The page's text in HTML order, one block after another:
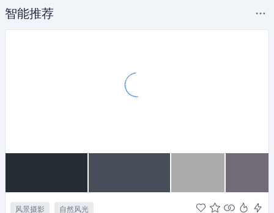
智能推荐
风景摄影 自然风光